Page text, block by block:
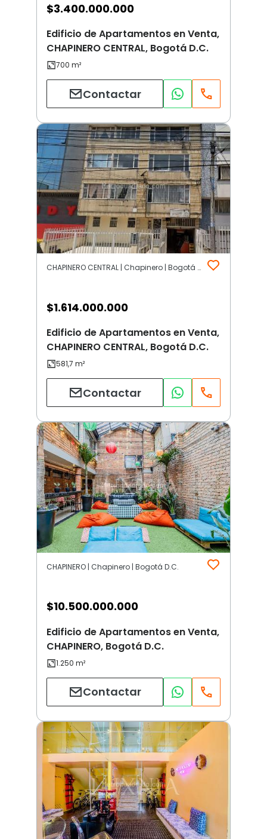
$3.400.000.000
Edificio de Apartamentos en Venta,
CHAPINERO CENTRAL, Bogotá D.C.
Contactar
CHAPINERO CENTRAL | Chapinero | Bogotá D.C.
$1.614.000.000
Edificio de Apartamentos en Venta,
CHAPINERO CENTRAL, Bogotá D.C.
Contactar
CHAPINERO | Chapinero | Bogotá D.C.
$10.500.000.000
Edificio de Apartamentos en Venta,
CHAPINERO, Bogotá D.C.
Contactar